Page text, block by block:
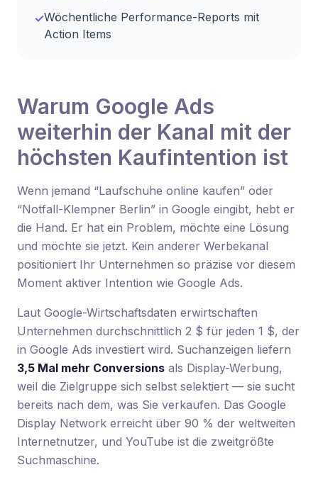
✓Wöchentliche Performance-Reports mit
Action Items
Warum Google Ads
weiterhin der Kanal mit der
höchsten Kaufintention ist
Wenn jemand “Laufschuhe online kaufen” oder
“Notfall-Klempner Berlin” in Google eingibt, hebt er
die Hand. Er hat ein Problem, möchte eine Lösung
und möchte sie jetzt. Kein anderer Werbekanal
positioniert Ihr Unternehmen so präzise vor diesem
Moment aktiver Intention wie Google Ads.
Laut Google-Wirtschaftsdaten erwirtschaften
Unternehmen durchschnittlich 2 $ für jeden 1 $, der
in Google Ads investiert wird. Suchanzeigen liefern
3,5 Mal mehr Conversions als Display-Werbung,
weil die Zielgruppe sich selbst selektiert — sie sucht
bereits nach dem, was Sie verkaufen. Das Google
Display Network erreicht über 90 % der weltweiten
Internetnutzer, und YouTube ist die zweitgrößte
Suchmaschine.